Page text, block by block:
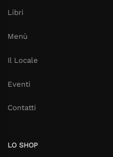
Libri
Menù
Il Locale
Eventi
Contatti
LO SHOP